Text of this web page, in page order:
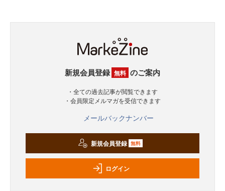
新規会員登録 無料 のご案内
・全ての過去記事が閲覧できます
・会員限定メルマガを受信できます
メールバックナンバー
新規会員登録 無料
ログイン